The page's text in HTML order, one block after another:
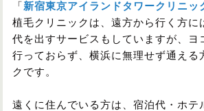
「 新宿東京アイランドタワークリニッ
植毛クリニックは、遠方から行く方に
代を出すサービスもしていますが、ヨ
行っておらず、横浜に無理せず通える
クです。
遠くに住んでいる方は、宿泊代・ホテ